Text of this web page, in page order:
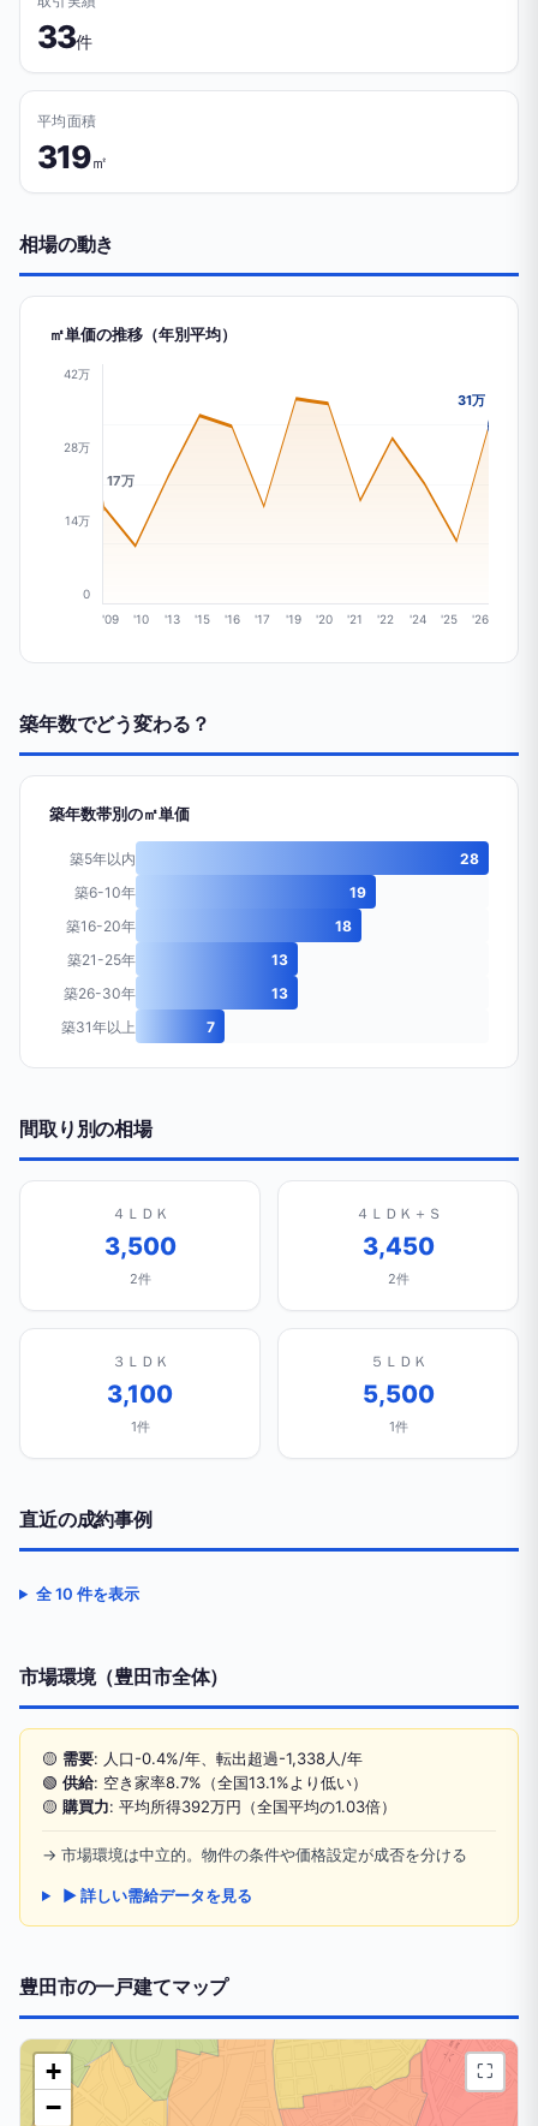
33件
平均面積
319㎡
相場の動き
㎡単価の推移（年別平均）
42万
28万
14万
0
17万
31万
'09 '10 '13 '15 '16 '17 '19 '20 '21 '22 '24 '25 '26
築年数でどう変わる？
築年数帯別の㎡単価
築5年以内
28
築6-10年
19
築16-20年
18
築21-25年
13
築26-30年
13
築31年以上
7
間取り別の相場
４ＬＤＫ
3,500
2件
４ＬＤＫ＋Ｓ
3,450
2件
３ＬＤＫ
3,100
1件
５ＬＤＫ
5,500
1件
直近の成約事例
全 10 件を表示
市場環境（豊田市全体）
🟡 需要: 人口-0.4%/年、転出超過-1,338人/年
🟢 供給: 空き家率8.7%（全国13.1%より低い）
🟡 購買力: 平均所得392万円（全国平均の1.03倍）
→ 市場環境は中立的。物件の条件や価格設定が成否を分ける
▶ 詳しい需給データを見る
豊田市の一戸建てマップ
+
−
⛶